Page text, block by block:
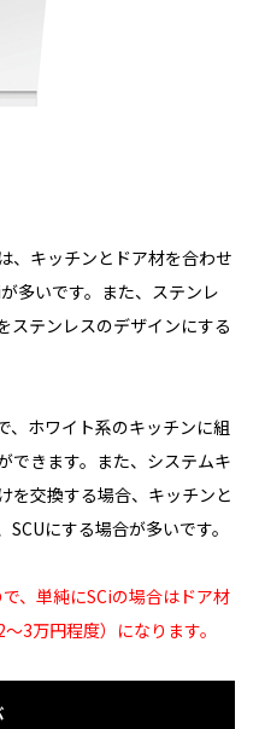
、キッチンとドア材を合わせ
多いです。また、ステンレ
ステンレスのデザインにする
、ホワイト系のキッチンに組
できます。また、システムキ
を交換する場合、キッチンと
にする場合が多いです。
、単純にSCiの場合はドア材
3万円程度）になります。